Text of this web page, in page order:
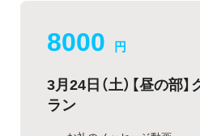
8000 円
3月24日（土）【昼の部
ラン